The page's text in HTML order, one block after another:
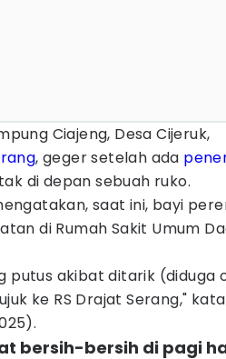
Ciajeng, Desa Cijeruk,
, geger setelah ada
di depan sebuah ruko.
saat ini, bayi
di Rumah Sakit Umum
putus akibat ditarik (diduga
ke RS Drajat Serang,"
bersih-bersih di pagi